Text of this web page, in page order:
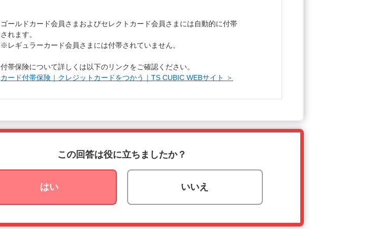
ゴールドカード会員さまおよびセレクトカード会員さまには自動的に付帯
されます。
※レギュラーカード会員さまには付帯されていません。
付帯保険について詳しくは以下のリンクをご確認ください。
カード付帯保険｜クレジットカードをつかう｜TS CUBIC WEBサイト ＞
この回答は役に立ちましたか？
はい いいえ